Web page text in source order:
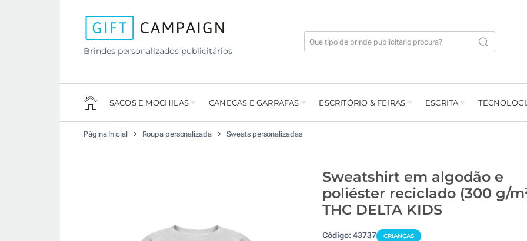
Brindes personalizados publicitários
SACOS E MOCHILAS CANECAS E GARRAFAS ESCRITÓRIO & FEIRAS ESCRITA
Página Inicial Roupa personalizada Sweats personalizadas
Sweatshirt em algodão e
poliéster reciclado (300 g/
THC DELTA KIDS
Código:43737 CRIANÇAS